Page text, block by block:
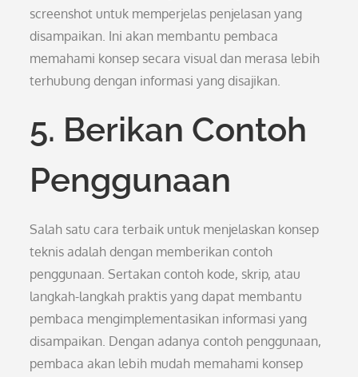
screenshot untuk memperjelas penjelasan yang
disampaikan. Ini akan membantu pembaca
memahami konsep secara visual dan merasa lebih
terhubung dengan informasi yang disajikan.
5. Berikan Contoh
Penggunaan
Salah satu cara terbaik untuk menjelaskan konsep
teknis adalah dengan memberikan contoh
penggunaan. Sertakan contoh kode, skrip, atau
langkah-langkah praktis yang dapat membantu
pembaca mengimplementasikan informasi yang
disampaikan. Dengan adanya contoh penggunaan,
pembaca akan lebih mudah memahami konsep